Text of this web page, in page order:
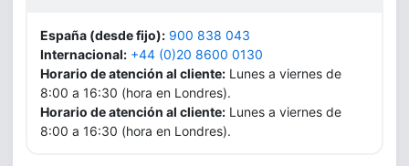
España (desde fijo): 900 838 043
Internacional: +44 (0)20 8600 0130
Horario de atención al cliente: Lunes a viernes de
8:00 a 16:30 (hora en Londres).
Horario de atención al cliente: Lunes a viernes de
8:00 a 16:30 (hora en Londres).